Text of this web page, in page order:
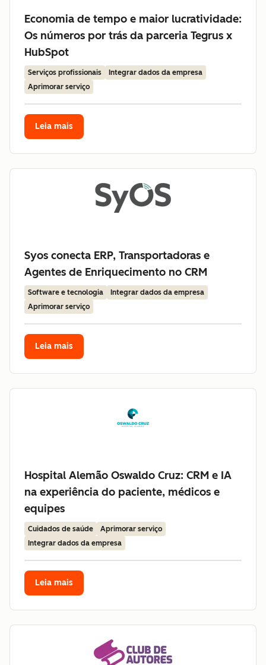
Economia de tempo e maior lucratividade:
Os números por trás da parceria Tegrus x
HubSpot
Serviços profissionais
Integrar dados da empresa
Aprimorar serviço
Leia mais
Syos conecta ERP, Transportadoras e
Agentes de Enriquecimento no CRM
Software e tecnologia
Integrar dados da empresa
Aprimorar serviço
Leia mais
Hospital Alemão Oswaldo Cruz: CRM e IA
na experiência do paciente, médicos e
equipes
Cuidados de saúde
Aprimorar serviço
Integrar dados da empresa
Leia mais